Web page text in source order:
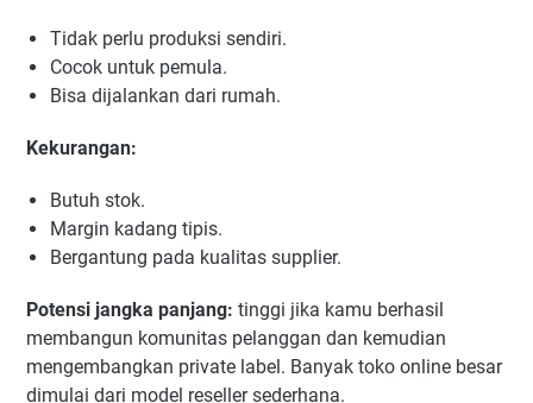
Tidak perlu produksi sendiri.
Cocok untuk pemula.
Bisa dijalankan dari rumah.
Kekurangan:
Butuh stok.
Margin kadang tipis.
Bergantung pada kualitas supplier.
Potensi jangka panjang: tinggi jika kamu berhasil
membangun komunitas pelanggan dan kemudian
mengembangkan private label. Banyak toko online besar
dimulai dari model reseller sederhana.